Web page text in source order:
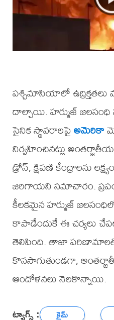
పశ్చిమాసియాలో ఉద్రిక్తతలు
దాల్చాయి. హర్ముజ్
సైనిక స్థావరాలపైఅమెరికా
నిర్వహించినట్లు
డ్రోన్, క్షిపణి కేంద్రాలను
జరిగాయని సమాచారం.
కీలకమైన హర్ముజ్
కాపాడేందుకే ఈ చర్యలు
తెలిపింది. తాజా పరిణామాలతో
కొనసాగుతుండగా,
ఆందోళనలు నెలకొన్నాయి.
ట్యాగ్స్ : క్రైమ్